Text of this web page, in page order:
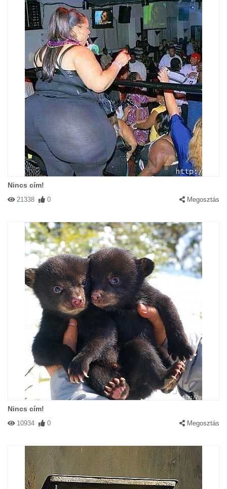
Nincs cím!
21338 0 Megosztás
Nincs cím!
10934 0 Megosztás